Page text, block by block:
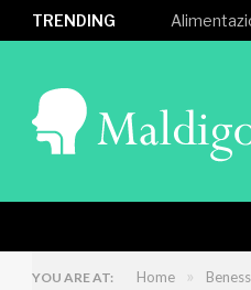
TRENDING
YOU ARE AT: Home »